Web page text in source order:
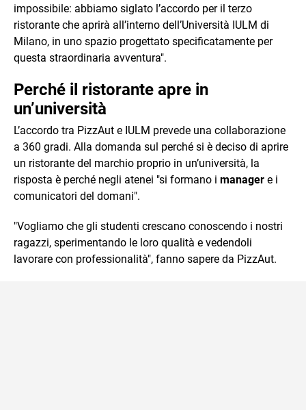
impossibile: abbiamo siglato l’accordo per il terzo
ristorante che aprirà all’interno dell’Università IULM di
Milano, in uno spazio progettato specificatamente per
questa straordinaria avventura".
Perché il ristorante apre in
un’università
L’accordo tra PizzAut e IULM prevede una collaborazione
a 360 gradi. Alla domanda sul perché si è deciso di aprire
un ristorante del marchio proprio in un’università, la
risposta è perché negli atenei "si formano i manager e i
comunicatori del domani".
"Vogliamo che gli studenti crescano conoscendo i nostri
ragazzi, sperimentando le loro qualità e vedendoli
lavorare con professionalità", fanno sapere da PizzAut.